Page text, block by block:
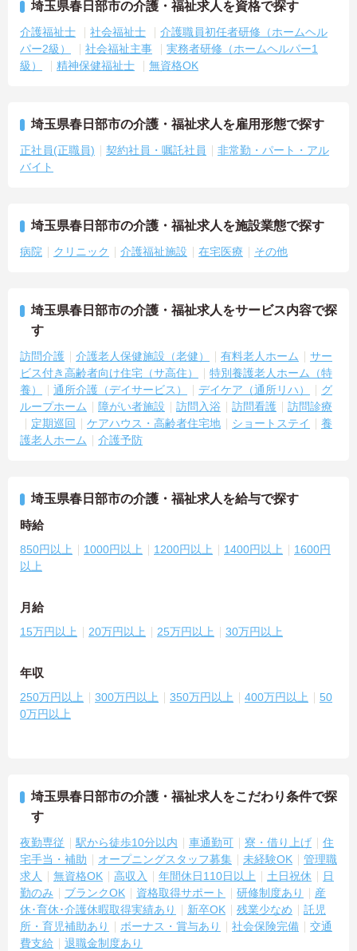
埼玉県春日部市の介護・福祉求人を資格で探す
介護福祉士 社会福祉士
介護職員初任者研修（ホームヘル
パー2級）
社会福祉主事
実務者研修（ホームヘルパー1
級）
精神保健福祉士 無資格OK
埼玉県春日部市の介護・福祉求人を雇用形態で探す
正社員(正職員) 契約社員・嘱託社員
非常勤・パート・アル
バイト
埼玉県春日部市の介護・福祉求人を施設業態で探す
病院 クリニック 介護福祉施設 在宅医療 その他
埼玉県春日部市の介護・福祉求人をサービス内容で探
す
訪問介護 介護老人保健施設（老健） 有料老人ホーム
サー
ビス付き高齢者向け住宅（サ高住）
特別養護老人ホーム（特
養）
通所介護（デイサービス） デイケア（通所リハ）
グ
ループホーム
障がい者施設 訪問入浴 訪問看護
訪問診療
定期巡回
ケアハウス・高齢者住宅地 ショートステイ
養
護老人ホーム
介護予防
埼玉県春日部市の介護・福祉求人を給与で探す
時給
850円以上 1000円以上 1200円以上 1400円以上
1600円
以上
月給
15万円以上 20万円以上 25万円以上 30万円以上
年収
250万円以上 300万円以上 350万円以上 400万円以上
50
0万円以上
埼玉県春日部市の介護・福祉求人をこだわり条件で探
す
夜勤専従 駅から徒歩10分以内 車通勤可 寮・借り上げ
住
宅手当・補助
オープニングスタッフ募集 未経験OK
管理職
求人
無資格OK 高収入 年間休日110日以上 土日祝休
日
勤のみ
ブランクOK 資格取得サポート 研修制度あり
産
休･育休･介護休暇取得実績あり
新卒OK 残業少なめ
託児
所・育児補助あり
ボーナス・賞与あり 社会保険完備
交通
費支給
退職金制度あり